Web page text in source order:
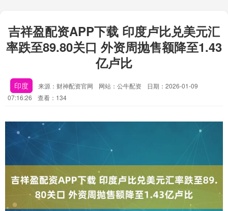
吉祥盈配资APP下载 印度卢比兑美元汇
率跌至89.80关口 外资周抛售额降至1.43
亿卢比
印度 来源：财神配资官网 网站：公牛配资
日期：2026-01-09
07:16:26
查看：134